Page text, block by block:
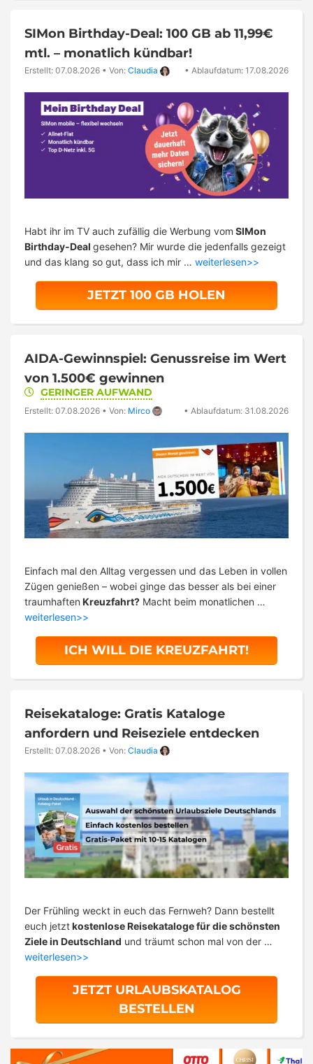
SIMon Birthday-Deal: 100 GB ab 11,99€
mtl. – monatlich kündbar!
Erstellt: 07.08.2026 • Von: Claudia • Ablaufdatum: 17.08.2026
Habt ihr im TV auch zufällig die Werbung vom SIMon
Birthday-Deal gesehen? Mir wurde die jedenfalls gezeigt
und das klang so gut, dass ich mir … weiterlesen>>
JETZT 100 GB HOLEN
AIDA-Gewinnspiel: Genussreise im Wert
von 1.500€ gewinnen
GERINGER AUFWAND
Erstellt: 07.08.2026 • Von: Mirco • Ablaufdatum: 31.08.2026
Einfach mal den Alltag vergessen und das Leben in vollen
Zügen genießen – wobei ginge das besser als bei einer
traumhaften Kreuzfahrt? Macht beim monatlichen …
weiterlesen>>
ICH WILL DIE KREUZFAHRT!
Reisekataloge: Gratis Kataloge
anfordern und Reiseziele entdecken
Erstellt: 07.08.2026 • Von: Claudia
Der Frühling weckt in euch das Fernweh? Dann bestellt
euch jetztkostenlose Reisekataloge für die schönsten
Ziele in Deutschland und träumt schon mal von der …
weiterlesen>>
JETZT URLAUBSKATALOG
BESTELLEN